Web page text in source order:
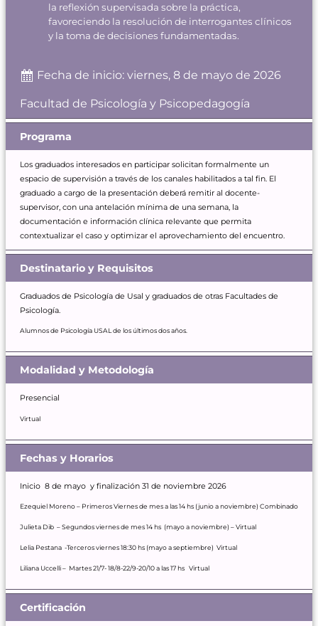
la reflexión supervisada sobre la práctica,
favoreciendo la resolución de interrogantes clínicos
y la toma de decisiones fundamentadas.
Fecha de inicio: viernes, 8 de mayo de 2026
Facultad de Psicología y Psicopedagogía
Programa
Los graduados interesados en participar solicitan formalmente un
espacio de supervisión a través de los canales habilitados a tal fin. El
graduado a cargo de la presentación deberá remitir al docente-
supervisor, con una antelación mínima de una semana, la
documentación e información clínica relevante que permita
contextualizar el caso y optimizar el aprovechamiento del encuentro.
Destinatario y Requisitos
Graduados de Psicología de Usal y graduados de otras Facultades de
Psicología.
Alumnos de Psicología USAL de los últimos dos años.
Modalidad y Metodología
Presencial
Virtual
Fechas y Horarios
Inicio 8 de mayo y finalización 31 de noviembre 2026
Ezequiel Moreno – Primeros Viernes de mes a las 14 hs (junio a noviembre) Combinado
Julieta Dib – Segundos viernes de mes 14 hs (mayo a noviembre) – Virtual
Lelia Pestana -Terceros viernes 18:30 hs (mayo a septiembre) Virtual
Liliana Uccelli – Martes 21/7- 18/8-22/9-20/10 a las 17 hs Virtual
Certificación